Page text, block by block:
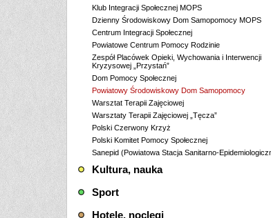
Klub Integracji Społecznej MOPS
Dzienny Środowiskowy Dom Samopomocy MOPS
Centrum Integracji Społecznej
Powiatowe Centrum Pomocy Rodzinie
Zespół Placówek Opieki, Wychowania i Interwencji
Kryzysowej „Przystań”
Dom Pomocy Społecznej
Powiatowy Środowiskowy Dom Samopomocy
Warsztat Terapii Zajęciowej
Warsztaty Terapii Zajęciowej „Tęcza”
Polski Czerwony Krzyż
Polski Komitet Pomocy Społecznej
Sanepid (Powiatowa Stacja Sanitarno-
Kultura, nauka
Sport
Hotele, noclegi